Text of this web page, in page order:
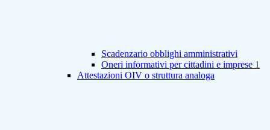
Scadenzario obblighi amministrativi
Oneri informativi per cittadini e imprese 1
Attestazioni OIV o struttura analoga